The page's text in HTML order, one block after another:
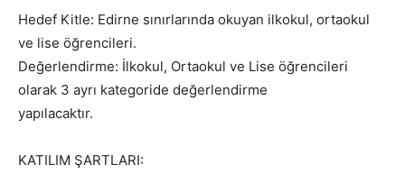
Hedef Kitle: Edirne sınırlarında okuyan ilkokul, ortaokul
ve lise öğrencileri.
Değerlendirme: İlkokul, Ortaokul ve Lise öğrencileri
olarak 3 ayrı kategoride değerlendirme
yapılacaktır.
KATILIM ŞARTLARI: